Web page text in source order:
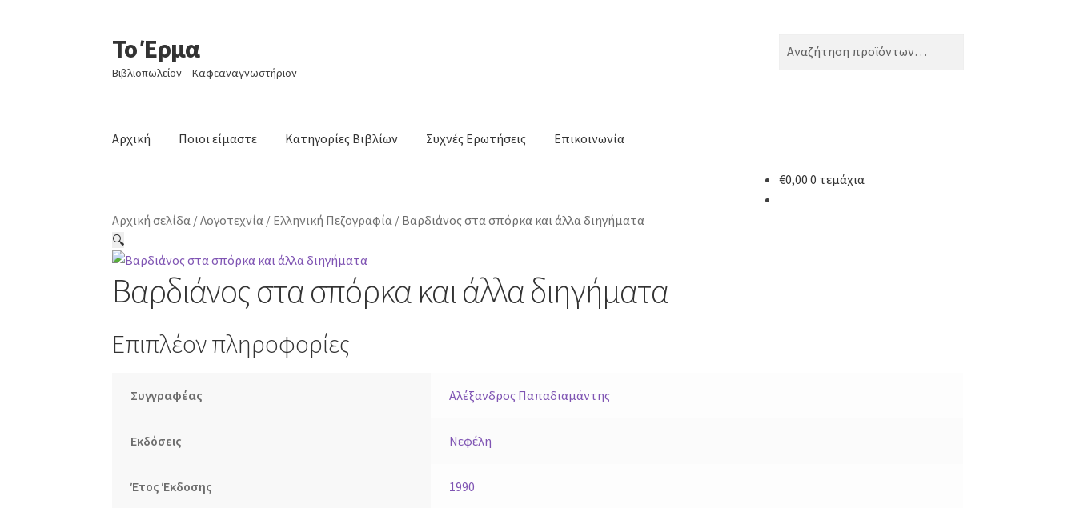
Απευθείας
μετάβαση
στην
Μετάβαση
σε
περιεχόμενο
Το Έρμα
Βιβλιοπωλείον – Καφεαναγνωστήριον
Αναζήτηση
Αναζήτηση
Αρχική Ποιοι είμαστε Κατηγορίες Βιβλίων Συχνές Ερωτήσεις Επικοινωνία
€0,00 0 τεμάχια
Αρχική σελίδα /Λογοτεχνία / Ελληνική Πεζογραφία / Βαρδιάνος στα σπόρκα και άλλα διηγήματα
🔍
Βαρδιάνος στα σπόρκα και άλλα διηγήματα
Επιπλέον πληροφορίες
Συγγραφέας Αλέξανδρος Παπαδιαμάντης
Εκδόσεις Νεφέλη
Έτος Έκδοσης 1990